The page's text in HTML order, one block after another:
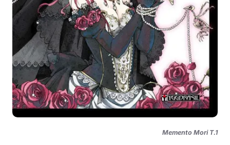
Memento Mori T.1